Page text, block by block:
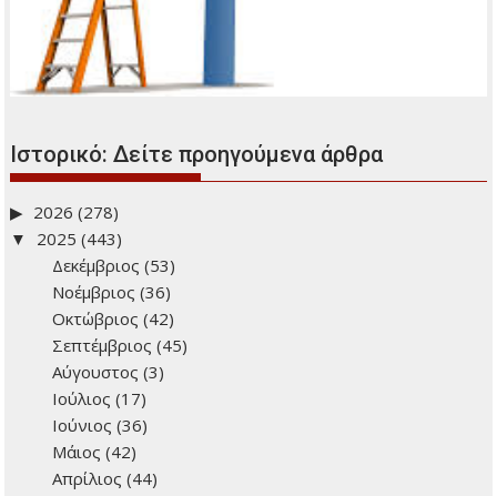
Ιστορικό: Δείτε προηγούμενα άρθρα
2026 (278)
2025 (443)
Δεκέμβριος (53)
Νοέμβριος (36)
Οκτώβριος (42)
Σεπτέμβριος (45)
Αύγουστος (3)
Ιούλιος (17)
Ιούνιος (36)
Μάιος (42)
Απρίλιος (44)